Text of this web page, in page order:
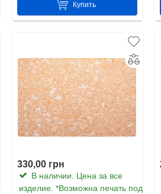
Купить
330,00 грн
В наличии. Цена за все
изделие. *Возможна печать под